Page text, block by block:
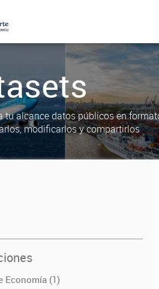
tu alcance datos públicos en
modificarlos y compartirlos
Economía (1)